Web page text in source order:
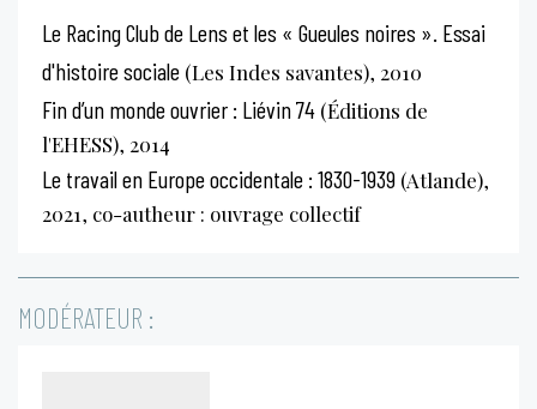
Le Racing Club de Lens et les « Gueules noires ». Essai
d'histoire sociale (Les Indes savantes), 2010
Fin d’un monde ouvrier : Liévin 74 (Éditions de
l'EHESS), 2014
Le travail en Europe occidentale : 1830-1939 (Atlande),
2021, co-autheur : ouvrage collectif
MODÉRATEUR :